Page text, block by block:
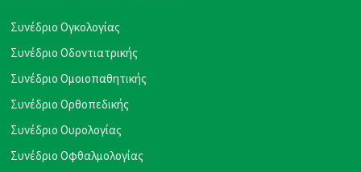
Συνέδριο Ογκολογίας
Συνέδριο Οδοντιατρικής
Συνέδριο Ομοιοπαθητικής
Συνέδριο Ορθοπεδικής
Συνέδριο Ουρολογίας
Συνέδριο Οφθαλμολογίας